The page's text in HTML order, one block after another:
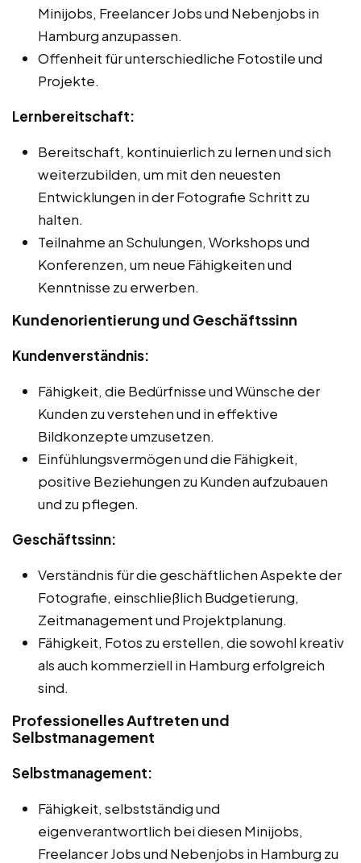
Minijobs, Freelancer Jobs und Nebenjobs in
Hamburg anzupassen.
Offenheit für unterschiedliche Fotostile und
Projekte.
Lernbereitschaft:
Bereitschaft, kontinuierlich zu lernen und sich
weiterzubilden, um mit den neuesten
Entwicklungen in der Fotografie Schritt zu
halten.
Teilnahme an Schulungen, Workshops und
Konferenzen, um neue Fähigkeiten und
Kenntnisse zu erwerben.
Kundenorientierung und Geschäftssinn
Kundenverständnis:
Fähigkeit, die Bedürfnisse und Wünsche der
Kunden zu verstehen und in effektive
Bildkonzepte umzusetzen.
Einfühlungsvermögen und die Fähigkeit,
positive Beziehungen zu Kunden aufzubauen
und zu pflegen.
Geschäftssinn:
Verständnis für die geschäftlichen Aspekte der
Fotografie, einschließlich Budgetierung,
Zeitmanagement und Projektplanung.
Fähigkeit, Fotos zu erstellen, die sowohl kreativ
als auch kommerziell in Hamburg erfolgreich
sind.
Professionelles Auftreten und
Selbstmanagement
Selbstmanagement:
Fähigkeit, selbstständig und
eigenverantwortlich bei diesen Minijobs,
Freelancer Jobs und Nebenjobs in Hamburg zu